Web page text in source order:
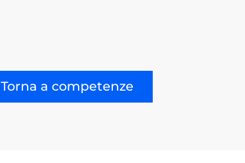
Torna a competenze